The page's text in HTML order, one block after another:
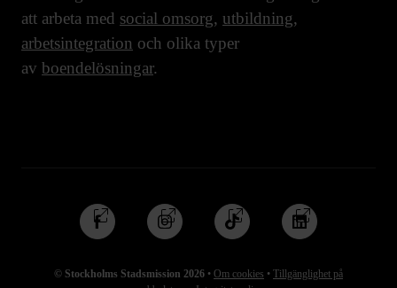
att arbeta med social omsorg, utbildning,
arbetsintegration och olika typer
av boendelösningar.
© Stockholms Stadsmission 2026 • Om cookies • Tillgänglighet på
Följ
oss
Facebook
Följ
oss
Instagram
Följ
oss
TikTok
Följ
oss
Linkedin